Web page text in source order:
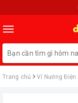
Toggle
navigation
Trang chủ Vỉ Nướng Điện